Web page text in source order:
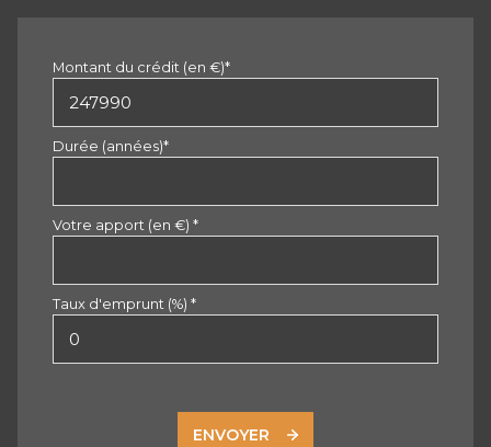
Montant du crédit (en €)*
Durée (années)*
Votre apport (en €) *
Taux d'emprunt (%) *
ENVOYER